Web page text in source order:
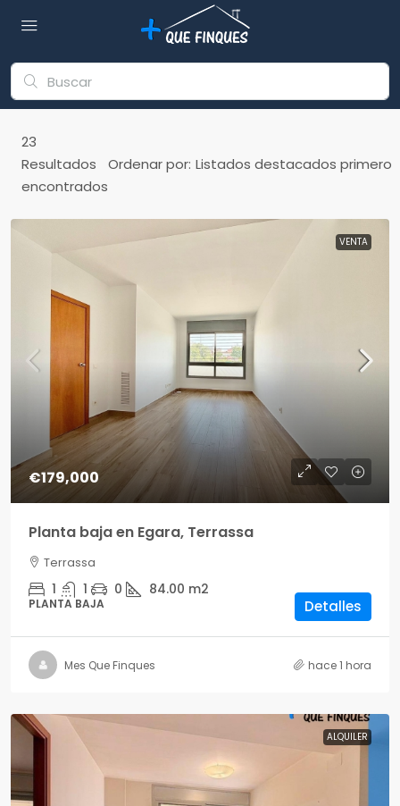
23
Resultados
encontrados
Ordenar por: Listados destacados primero
VENTA
€179,000
Planta baja en Egara, Terrassa
Terrassa
1 1 0 84.00 m2
PLANTA BAJA Detalles
Mes Que Finques hace 1 hora
ALQUILER